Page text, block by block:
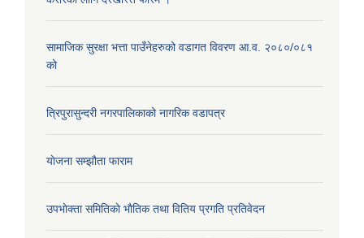
सामाजिक सुरक्षा भत्ता पाउँनेहरुको वडागत विवरण आ.व. २०८०/०८१
को
त्रिपुरासुन्दरी नगरपालिकाको नागरिक वडापत्र
याेजना सम्झौता फाराम
उपभाेक्ता समितिकाे भाैतिक तथा वितिय प्रगति प्रतिवेदन